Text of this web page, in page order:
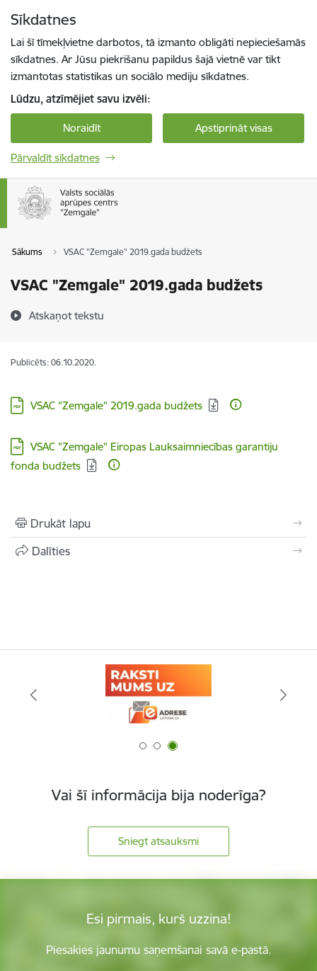
Sīkdatnes
Lai šī tīmekļvietne darbotos, tā izmanto obligāti nepieciešamās
sīkdatnes. Ar Jūsu piekrišanu papildus šajā vietnē var tikt
izmantotas statistikas un sociālo mediju sīkdatnes.
Lūdzu, atzīmējiet savu izvēli:
Noraidīt Apstiprināt visas
Pārvaldīt sīkdatnes
Sākums VSAC "Zemgale" 2019.gada budžets
VSAC "Zemgale" 2019.gada budžets
Atskaņot tekstu
Publicēts: 06.10.2020.
Lejupielādēt:
VSAC "Zemgale" 2019.gada budžets
Lejupielādēt:
VSAC "Zemgale" Eiropas Lauksaimniecības garantiju
fonda budžets
Drukāt lapu
Dalīties
Vai šī informācija bija noderīga?
Sniegt atsauksmi
Esi pirmais, kurš uzzina!
Piesakies jaunumu saņemšanai savā e-pastā.